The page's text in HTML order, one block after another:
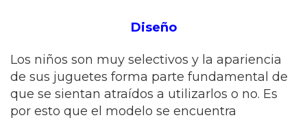
Diseño
Los niños son muy selectivos y la apariencia
de sus juguetes forma parte fundamental de
que se sientan atraídos a utilizarlos o no. Es
por esto que el modelo se encuentra